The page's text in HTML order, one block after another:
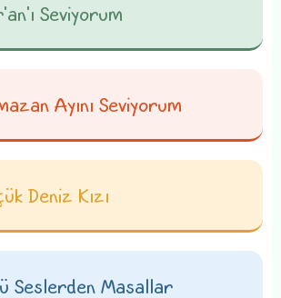
Seviyorum
Ayını Seviyorum
Deniz Kızı
Seslerden Masallar